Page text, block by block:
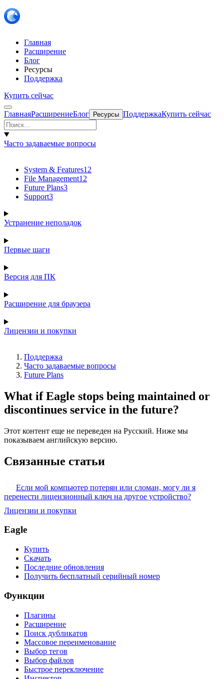
Главная
Расширение
Блог
Ресурсы
Поддержка
Купить сейчас
ГлавнаяРасширениеБлог Ресурсы ПоддержкаКупить сейчас
Часто задаваемые вопросы
System & Features12
File Management12
Future Plans3
Support3
Устранение неполадок
Первые шаги
Версия для ПК
Расширение для браузера
Лицензии и покупки
Поддержка
Часто задаваемые вопросы
Future Plans
What if Eagle stops being maintained or
discontinues service in the future?
Этот контент еще не переведен на Русский. Ниже мы
показываем английскую версию.
Связанные статьи
Если мой компьютер потерян или сломан, могу ли я
перенести лицензионный ключ на другое устройство?
Лицензии и покупки
Eagle
Купить
Скачать
Последние обновления
Получить бесплатный серийный номер
Функции
Плагины
Расширение
Поиск дубликатов
Массовое переименование
Выбор тегов
Выбор файлов
Быстрое переключение